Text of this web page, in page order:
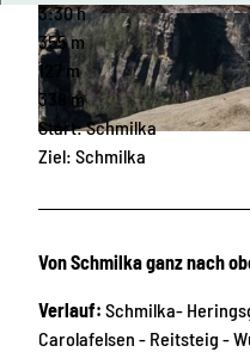
© Philipp Zieger, Tourismusverband
3:30 h
355 m
127 m
338 m
Start: Schmilka
Ziel: Schmilka
Von Schmilka ganz nach
Verlauf: Schmilka-
Carolafelsen - Reitsteig -